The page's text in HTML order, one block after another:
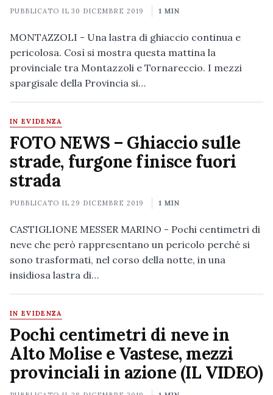
PUBBLICATO IL30 DICEMBRE 2019 1 MIN
MONTAZZOLI - Una lastra di ghiaccio continua e
pericolosa. Così si mostra questa mattina la
provinciale tra Montazzoli e Tornareccio. I mezzi
spargisale della Provincia si…
IN EVIDENZA
FOTO NEWS – Ghiaccio sulle
strade, furgone finisce fuori
strada
PUBBLICATO IL29 DICEMBRE 2019 1 MIN
CASTIGLIONE MESSER MARINO - Pochi centimetri di
neve che però rappresentano un pericolo perché si
sono trasformati, nel corso della notte, in una
insidiosa lastra di…
IN EVIDENZA
Pochi centimetri di neve in
Alto Molise e Vastese, mezzi
provinciali in azione (IL VIDEO)